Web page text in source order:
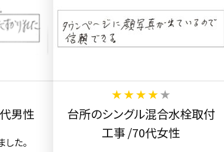
男性
た。
台所のシングル混合水栓取付
工事 /70代女性